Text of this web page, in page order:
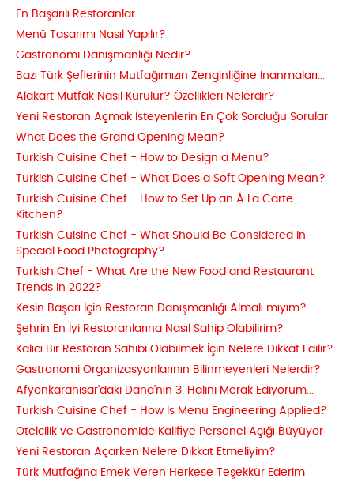
En Başarılı Restoranlar
Menü Tasarımı Nasıl Yapılır?
Gastronomi Danışmanlığı Nedir?
Bazı Türk Şeflerinin Mutfağımızın Zenginliğine İnanmaları...
Alakart Mutfak Nasıl Kurulur? Özellikleri Nelerdir?
Yeni Restoran Açmak İsteyenlerin En Çok Sorduğu Sorular
What Does the Grand Opening Mean?
Turkish Cuisine Chef - How to Design a Menu?
Turkish Cuisine Chef - What Does a Soft Opening Mean?
Turkish Cuisine Chef - How to Set Up an À La Carte
Kitchen?
Turkish Cuisine Chef - What Should Be Considered in
Special Food Photography?
Turkish Chef - What Are the New Food and Restaurant
Trends in 2022?
Kesin Başarı İçin Restoran Danışmanlığı Almalı mıyım?
Şehrin En İyi Restoranlarına Nasıl Sahip Olabilirim?
Kalıcı Bir Restoran Sahibi Olabilmek İçin Nelere Dikkat Edilir?
Gastronomi Organizasyonlarının Bilinmeyenleri Nelerdir?
Afyonkarahisar'daki Dana'nın 3. Halini Merak Ediyorum...
Turkish Cuisine Chef - How Is Menu Engineering Applied?
Otelcilik ve Gastronomide Kalifiye Personel Açığı Büyüyor
Yeni Restoran Açarken Nelere Dikkat Etmeliyim?
Türk Mutfağına Emek Veren Herkese Teşekkür Ederim